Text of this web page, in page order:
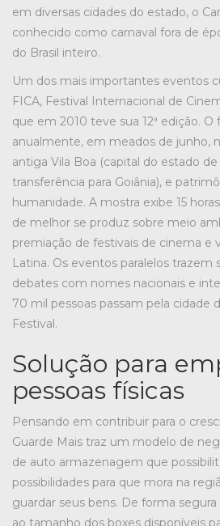
em diversas cidades do estado, o
conhecido como carnaval fora de
do Brasil inteiro.
Um dos mais importantes eventos
FICA, Festival Internacional de
que em 2010 teve sua 12ª edição.
anualmente, em meados de junho,
antiga Vila Boa (capital do estado de
transferência para Goiânia), e
humanidade. A mostra exibe 15
de melhor se produz sobre meio
premiação de festivais de cinema e
Latina. Os eventos paralelos trazem
debates com nomes nacionais e
70 mil pessoas passam pela cidade
Festival.
Solução para
pessoas físicas
Pensando em contribuir para o
Guarde Mais traz um modelo de
de auto armazenagem que
possibilidades para que mora na
guardar seus bens. De forma
ao tamanho dos boxes disponíveis